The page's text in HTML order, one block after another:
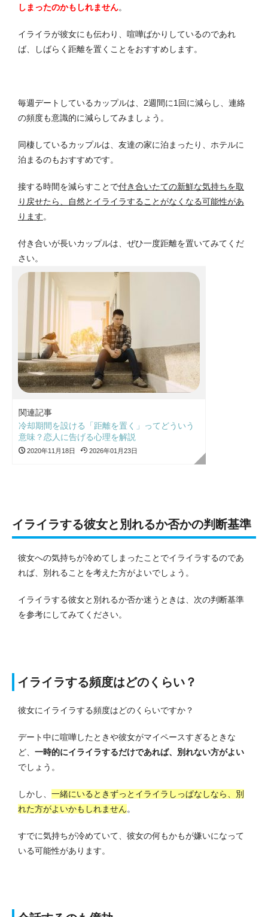
しまったのかもしれません。
イライラが彼女にも伝わり、喧嘩ばかりしているのであれ
ば、しばらく距離を置くことをおすすめします。
毎週デートしているカップルは、2週間に1回に減らし、連絡
の頻度も意識的に減らしてみましょう。
同棲しているカップルは、友達の家に泊まったり、ホテルに
泊まるのもおすすめです。
接する時間を減らすことで付き合いたての新鮮な気持ちを取
り戻せたら、自然とイライラすることがなくなる可能性があ
ります。
付き合いが長いカップルは、ぜひ一度距離を置いてみてくだ
さい。
関連記事
冷却期間を設ける「距離を置く」ってどういう
意味？恋人に告げる心理を解説
2020年11月18日 2026年01月23日
イライラする彼女と別れるか否かの判断基準
彼女への気持ちが冷めてしまったことでイライラするのであ
れば、別れることを考えた方がよいでしょう。
イライラする彼女と別れるか否か迷うときは、次の判断基準
を参考にしてみてください。
イライラする頻度はどのくらい？
彼女にイライラする頻度はどのくらいですか？
デート中に喧嘩したときや彼女がマイペースすぎるときな
ど、 一時的にイライラするだけであれば、別れない方がよい
でしょう。
しかし、 一緒にいるときずっとイライラしっぱなしなら、別
れた方がよいかもしれません。
すでに気持ちが冷めていて、彼女の何もかもが嫌いになって
いる可能性があります。